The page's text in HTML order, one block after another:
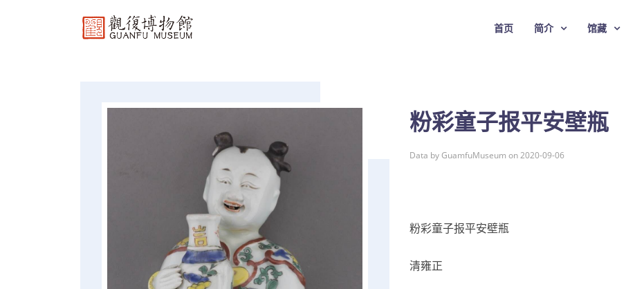
首页 简介 馆藏
粉彩童子报平安壁瓶
Data by GuamfuMuseum on 2020-09-06
粉彩童子报平安壁瓶
清雍正